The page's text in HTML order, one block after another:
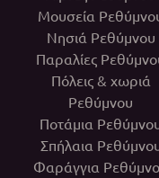
Μουσεία
Νησιά Ρεθύμνου
Παραλίες
Πόλεις & χωριά
Ρεθύμνου
Ποτάμια
Σπήλαια
Φαράγγια